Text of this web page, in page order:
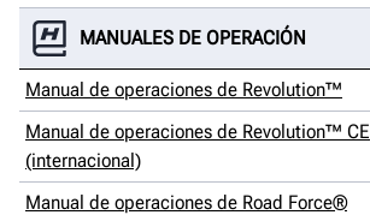
MANUALES DE OPERACIÓN
Manual de operaciones de Revolution™
Manual de operaciones de Revolution™ CE
(internacional)
Manual de operaciones de Road Force®